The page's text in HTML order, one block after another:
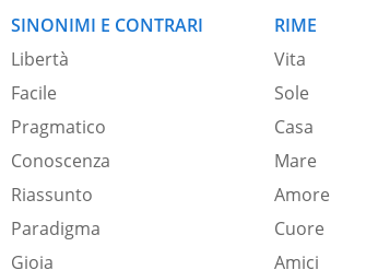
SINONIMI E CONTRARI
Libertà
Facile
Pragmatico
Conoscenza
Riassunto
Paradigma
Gioia
RIME
Vita
Sole
Casa
Mare
Amore
Cuore
Amici